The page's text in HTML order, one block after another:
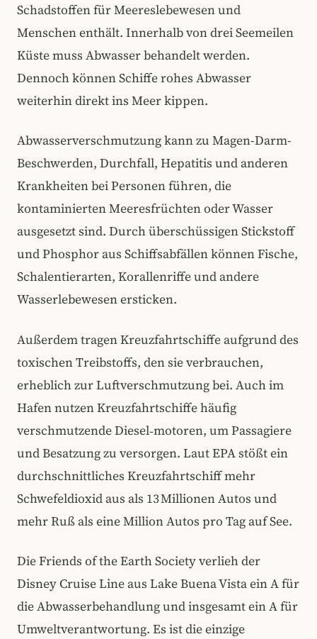
Schadstoffen für Meereslebewesen und
Menschen enthält. Innerhalb von drei Seemeilen
Küste muss Abwasser behandelt werden.
Dennoch können Schiffe rohes Abwasser
weiterhin direkt ins Meer kippen.
Abwasserverschmutzung kann zu Magen-Darm-
Beschwerden, Durchfall, Hepatitis und anderen
Krankheiten bei Personen führen, die
kontaminierten Meeresfrüchten oder Wasser
ausgesetzt sind. Durch überschüssigen Stickstoff
und Phosphor aus Schiffsabfällen können Fische,
Schalentierarten, Korallenriffe und andere
Wasserlebewesen ersticken.
Außerdem tragen Kreuzfahrtschiffe aufgrund des
toxischen Treibstoffs, den sie verbrauchen,
erheblich zur Luftverschmutzung bei. Auch im
Hafen nutzen Kreuzfahrtschiffe häufig
verschmutzende Diesel‑motoren, um Passagiere
und Besatzung zu versorgen. Laut EPA stößt ein
durchschnittliches Kreuzfahrtschiff mehr
Schwefeldioxid aus als 13 Millionen Autos und
mehr Ruß als eine Million Autos pro Tag auf See.
Die Friends of the Earth Society verlieh der
Disney Cruise Line aus Lake Buena Vista ein A für
die Abwasserbehandlung und insgesamt ein A für
Umweltverantwortung. Es ist die einzige